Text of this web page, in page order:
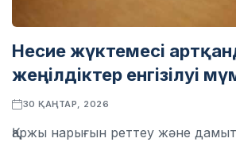
Несие жүктемесі
жеңілдіктер енгізілуі
30 ҚАҢТАР, 2026
Қаржы нарығын реттеу және дамыту